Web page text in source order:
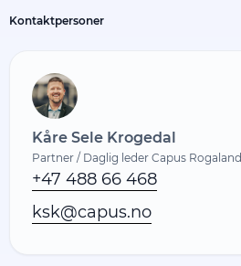
Kontaktpersoner
Kåre Sele Krogedal
Partner / Daglig leder Capus Rogaland
+47 488 66 468
ksk@capus.no